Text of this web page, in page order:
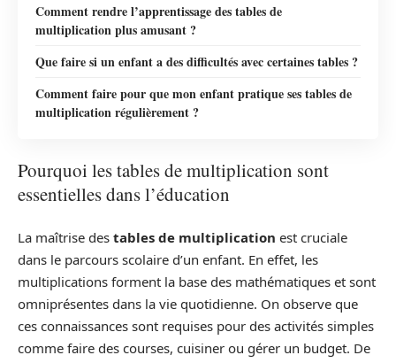
Comment rendre l’apprentissage des tables de
multiplication plus amusant ?
Que faire si un enfant a des difficultés avec certaines tables ?
Comment faire pour que mon enfant pratique ses tables de
multiplication régulièrement ?
Pourquoi les tables de multiplication sont
essentielles dans l’éducation
La maîtrise des tables de multiplication est cruciale
dans le parcours scolaire d’un enfant. En effet, les
multiplications forment la base des mathématiques et sont
omniprésentes dans la vie quotidienne. On observe que
ces connaissances sont requises pour des activités simples
comme faire des courses, cuisiner ou gérer un budget. De